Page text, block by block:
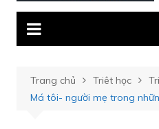
Trang chủ Triêt học
Má tôi- người mẹ trong